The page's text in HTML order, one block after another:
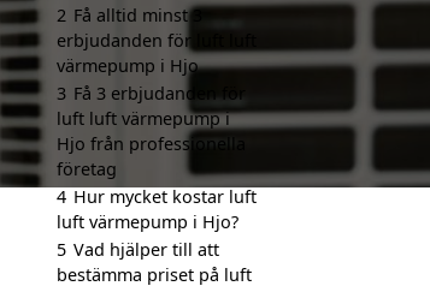
2 Få alltid minst 3
erbjudanden för luft luft
värmepump i Hjo
3 Få 3 erbjudanden för
luft luft värmepump i
Hjo från professionella
företag
4 Hur mycket kostar luft
luft värmepump i Hjo?
5 Vad hjälper till att
bestämma priset på luft